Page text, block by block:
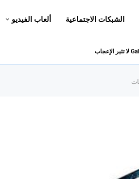
الشبكات الاجتماعية ألعاب الفيديو